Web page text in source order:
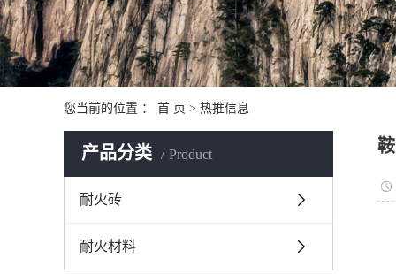
您当前的位置 ： 首 页 > 热推信息
产品分类 Product
耐火砖
耐火材料